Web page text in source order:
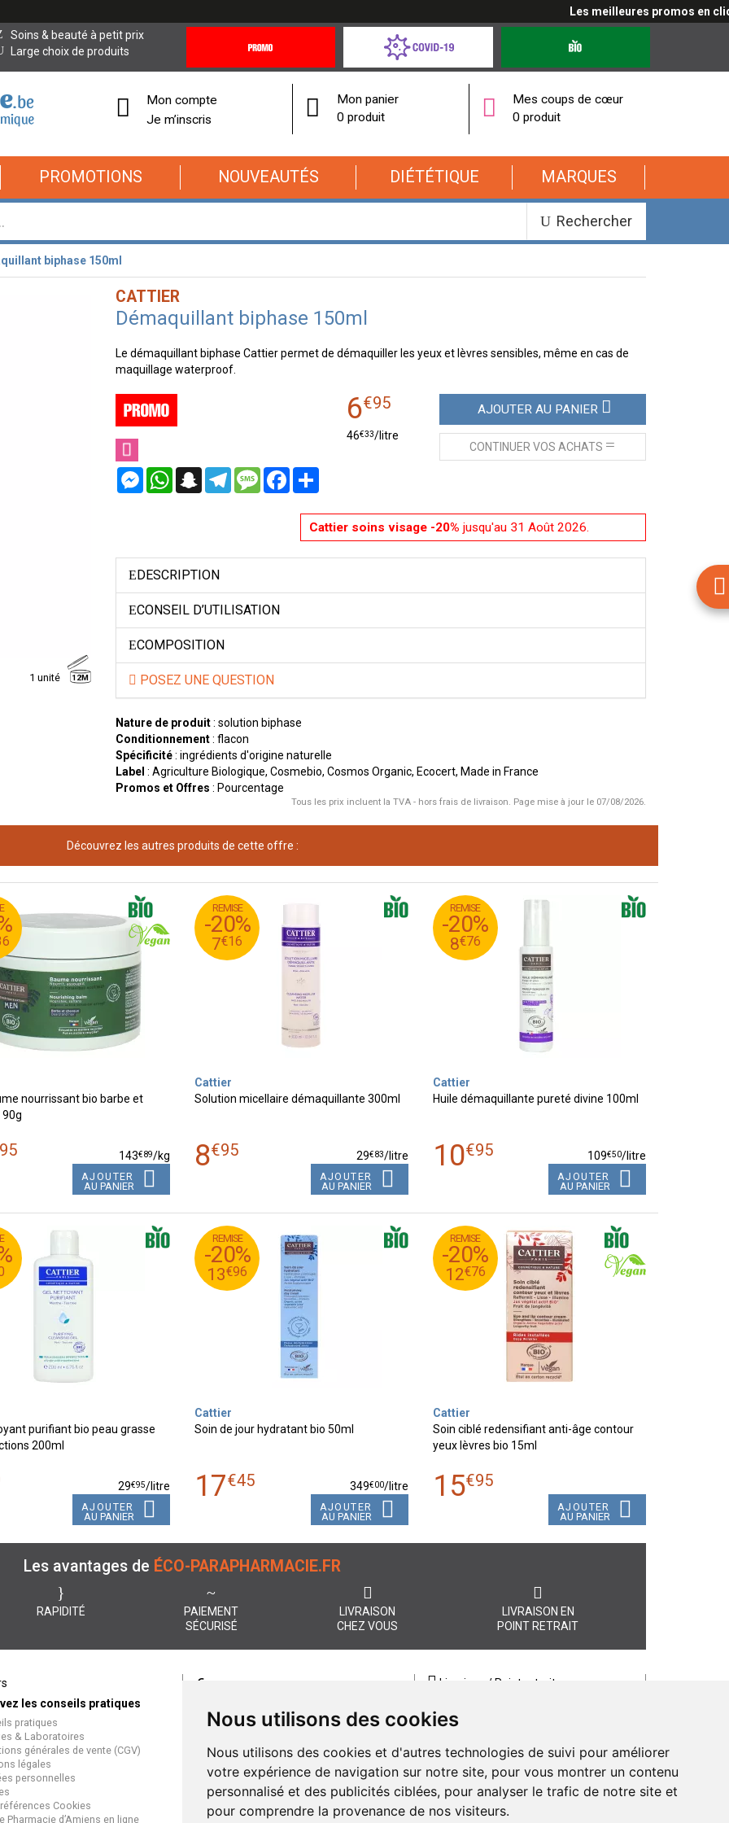
Nous utilisons des cookies
Nous utilisons des cookies et d'autres technologies de suivi pour améliorer
votre expérience de navigation sur notre site, pour vous montrer un contenu
personnalisé et des publicités ciblées, pour analyser le trafic de notre site et
pour comprendre la provenance de nos visiteurs.
Les meilleures promos en
Soins & beauté à petit prix
Large choix de produits
Offres
Coronavirus
Mon compte
Je m’inscris
Mon panier
0 produit
Mes coups de cœur
0 produit
PROMOTIONS NOUVEAUTÉS DIÉTÉTIQUE MARQUES
Rechercher
biphase 150ml
1 unité 12M
CATTIER
Démaquillant biphase 150ml
Le démaquillant biphase Cattier permet de démaquiller les yeux et lèvres sensibles, même en cas de
maquillage waterproof.
MessengerWhatsAppSnapchatTelegramMessageFacebookPartager
6€95
46€33/litre
AJOUTER AU PANIER
CONTINUER VOS ACHATS
Cattier soins visage -20% jusqu'au 31 Août 2026.
DESCRIPTION
CONSEIL D’UTILISATION
COMPOSITION
POSEZ UNE QUESTION
Nature de produit: solution biphase
Conditionnement: flacon
Spécificité: ingrédients d'origine naturelle
Label : Agriculture Biologique, Cosmebio, Cosmos Organic, Ecocert, Made in France
Promos et Offres : Pourcentage
Tous les prix incluent la TVA - hors frais de livraison. Page mise à jour le 07/08/2026.
Découvrez les autres produits de cette offre :
nourrissant bio barbe et
95 143€89/kg
AJOUTER
AU PANIER
REMISE
-20%
7€16
8
€
95
7
€
16
Cattier
Solution micellaire démaquillante 300ml
8€95 29€83/litre
AJOUTER
AU PANIER
REMISE
-20%
8€76
10
€
95
8
€
76
Cattier
Huile démaquillante pureté divine 100ml
10€95 109€50/litre
AJOUTER
AU PANIER
purifiant bio peau grasse
200ml
29€95/litre
AJOUTER
AU PANIER
REMISE
-20%
13€96
17
€
45
13
€
96
Cattier
Soin de jour hydratant bio 50ml
17€45 349€00/litre
AJOUTER
AU PANIER
REMISE
-20%
12€76
15
€
95
12
€
76
Cattier
Soin ciblé redensifiant anti-âge contour
yeux lèvres bio 15ml
15€95
AJOUTER
AU PANIER
Les avantages de ÉCO-PARAPHARMACIE.FR
RAPIDITÉ
PAIEMENT
SÉCURISÉ
LIVRAISON
CHEZ VOUS
LIVRAISON EN
POINT RETRAIT
les conseils pratiques
pratiques
& Laboratoires
générales de vente (CGV)
légales
personnelles
Cookies
Pharmacie d’Amiens en ligne
€
éco-parapharmacie.fr offre un
paiement entièrement sécurisé, quel
Paiement sécurisé et simple
Livraison / Point retrait
commande rapidement chez vous ou
Livraison chez vous ou en points relais